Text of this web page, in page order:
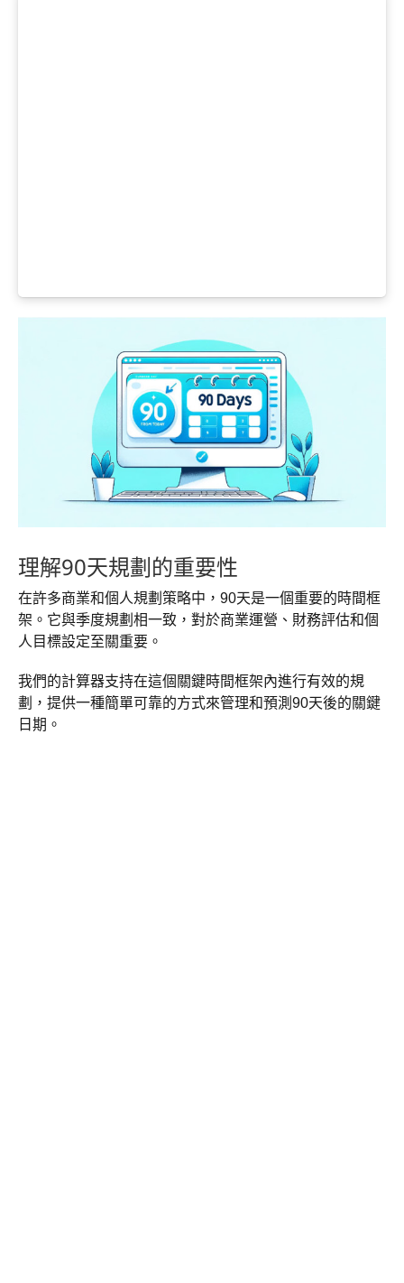
理解90天規劃的重要性
在許多商業和個人規劃策略中，90天是一個重要的時間框
架。它與季度規劃相一致，對於商業運營、財務評估和個
人目標設定至關重要。
我們的計算器支持在這個關鍵時間框架內進行有效的規
劃，提供一種簡單可靠的方式來管理和預測90天後的關鍵
日期。